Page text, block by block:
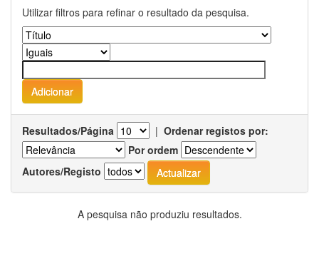
Utilizar filtros para refinar o resultado da pesquisa.
Resultados/Página | Ordenar registos por:
Por ordem
Autores/Registo
A pesquisa não produziu resultados.